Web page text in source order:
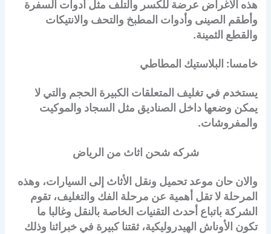
هذه الاغراض عرضة للكسر والتلف مثل أدوات السفرة
وأطقم الصينى وأدوات المطبخ والتحف والانتيكات
والقطع الثمينة.
خامسا: البلاستيك المطاطي
يستخدم في تغليف المتعلقات الكبيرة الحجم والتي لا
يمكن وضعها داخل الصناديق مثل السجاد والموكيت
والمفروشات.
شركه شحن اثاث من الرياض
والان حان موعد تحميل ونقل الأثاث إلى السيارات، وهذه
المرحلة لا تقل أهمية عن مرحلة الفك والتغليف، تقوم
الشركة باتباع أحدث التقنيات الخاصة بالنقل وغالبا ما
تكون الأوناش الهيدروليكية، ثقتنا كبيرة في خبرائنا وذلك